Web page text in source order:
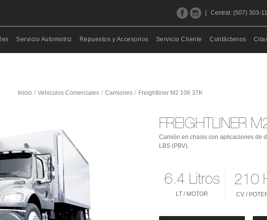
Central: (507) 303-
Servicio Automotriz Repuestos y Accesorios Servicio Cliente Contáctenos
Inicio / Vehiculos Comerciales / Camiones / Freightliner M2 106 37K
FREIGHTLINER
Camión en chasis con aplicaciones de
LBS (PBV).
6.4 Litros 210
LT / MOTOR CV /